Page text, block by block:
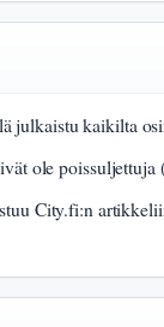
julkaistu kaikilta
ole poissuljettuja
City.fi:n